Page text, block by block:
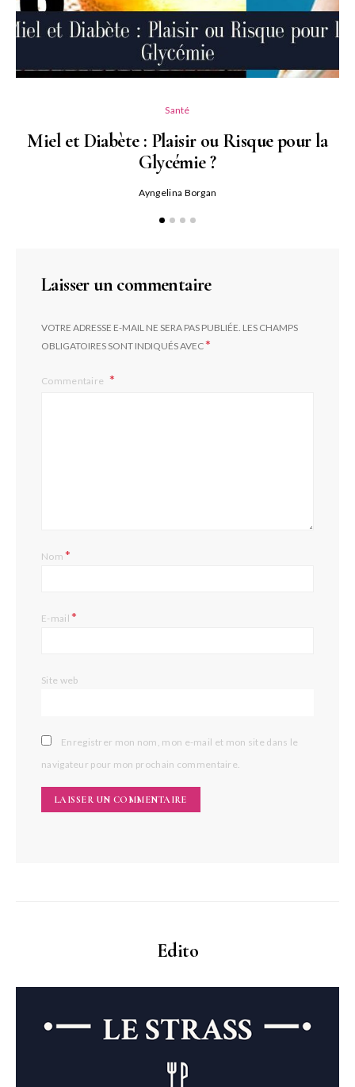
Santé
Miel et Diabète : Plaisir ou Risque pour la
Glycémie ?
Ayngelina Borgan
Laisser un commentaire
VOTRE ADRESSE E-MAIL NE SERA PAS PUBLIÉE. LES CHAMPS
OBLIGATOIRES SONT INDIQUÉS AVEC*
Commentaire
Nom*
E-mail*
Site web
Enregistrer mon nom, mon e-mail et mon site dans le
navigateur pour mon prochain commentaire.
Edito